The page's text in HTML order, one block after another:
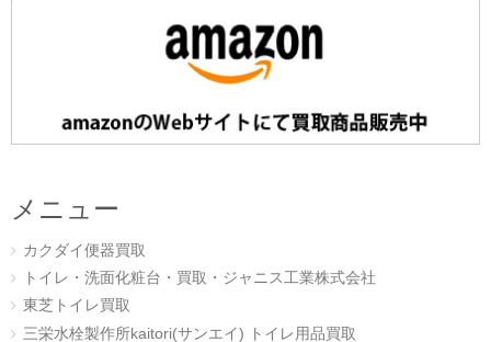
メニュー
カクダイ便器買取
トイレ・洗面化粧台・買取・ジャニス工業株式会社
東芝トイレ買取
三栄水栓製作所kaitori(サンエイ) トイレ用品買取